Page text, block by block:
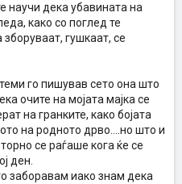
научи дека убавината на
како со поглед те
зборуваат, гушкаат, се
го пишував сето она што
очите на мојата мајка се
на гранките, како бојата
на родното дрво....но што и
се раѓаше кога ќе се
ден.
заборавам иако знам дека